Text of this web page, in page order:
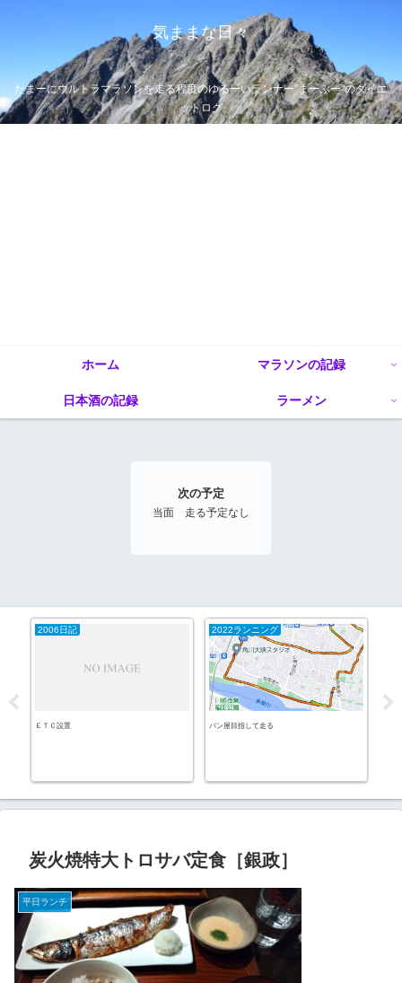
気ままな日々
たまーにウルトラマラソンを走る程度のゆるーいランナー”まーぶー”のダイエ
ットログ
ホーム マラソンの記録
日本酒の記録 ラーメン
次の予定
当面 走る予定なし
2006日記
ＥＴＣ設置
2022ランニング
パン屋目指して走る
炭火焼特大トロサバ定食［銀政］
平日ランチ